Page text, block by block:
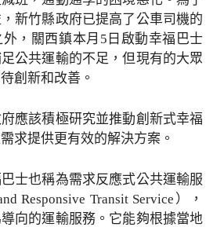
新竹縣政府已提高了公車司機的
，關西鎮本月5日啟動幸福巴士
公共運輸的不足，但現有的大眾
創新和改善。
應該積極研究並推動創新式幸福
求提供更有效的解決方案。
士也稱為需求反應式公共運輸服
Responsive Transit Service），
向的運輸服務。它能夠根據當地